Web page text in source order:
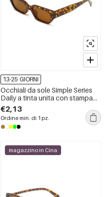
13-25 GIORNI
Occhiali da sole Simple Series
Daily a tinta unita con stampa
leopardata
€2,13
Ordine min. di 1 pz.
magazzino in Cina